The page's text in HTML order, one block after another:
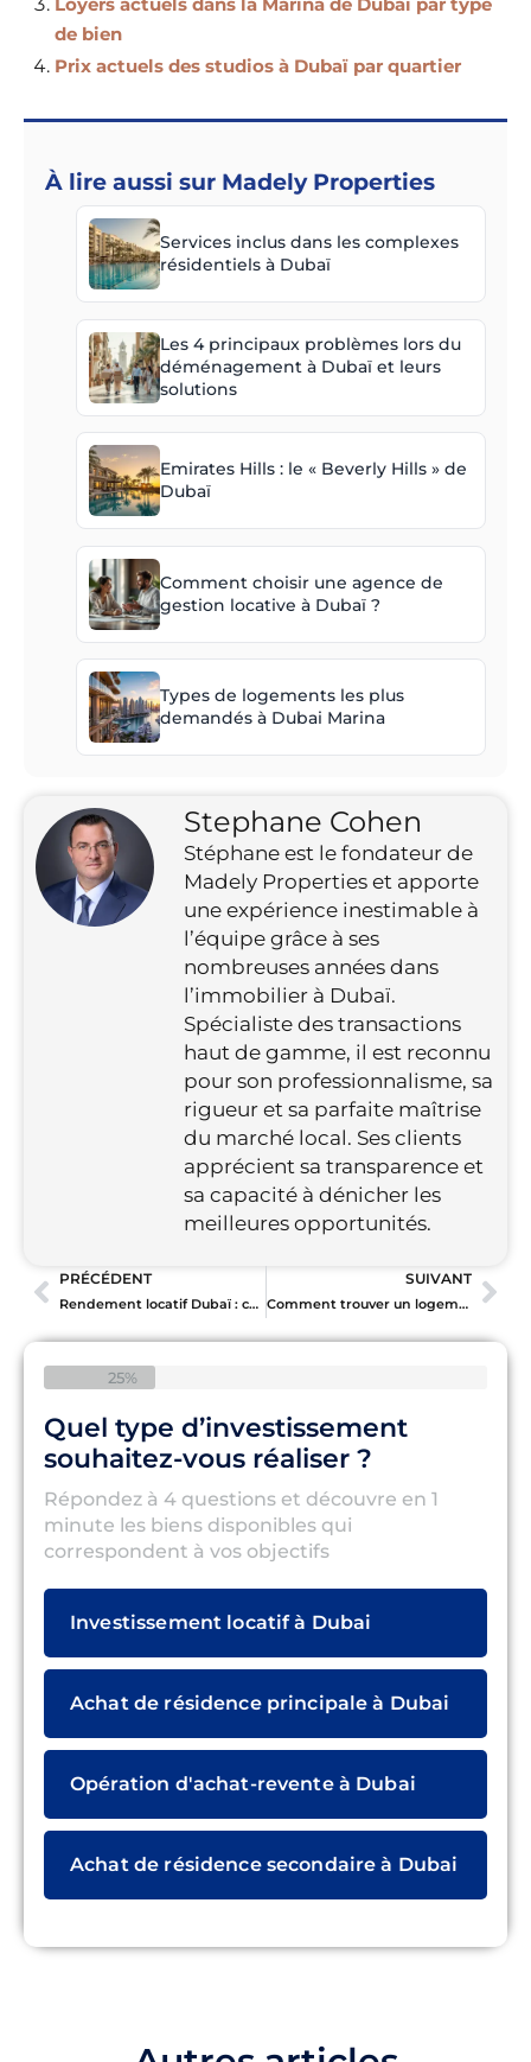
Loyers actuels dans la Marina de Dubaï par type
de bien
Prix actuels des studios à Dubaï par quartier
À lire aussi sur Madely Properties
Services inclus dans les complexes
résidentiels à Dubaï
Les 4 principaux problèmes lors du
déménagement à Dubaï et leurs
solutions
Emirates Hills : le « Beverly Hills » de
Dubaï
Comment choisir une agence de
gestion locative à Dubaï ?
Types de logements les plus
demandés à Dubai Marina
Stephane Cohen
Stéphane est le fondateur de
Madely Properties et apporte
une expérience inestimable à
l’équipe grâce à ses
nombreuses années dans
l’immobilier à Dubaï.
Spécialiste des transactions
haut de gamme, il est reconnu
pour son professionnalisme, sa
rigueur et sa parfaite maîtrise
du marché local. Ses clients
apprécient sa transparence et
sa capacité à dénicher les
meilleures opportunités.
PRÉCÉDENT
Rendement locatif Dubaï : comparatif des quartiers
SUIVANT
Comment trouver un logement à Dubaï rapidement ?
25%
Quel type d’investissement
souhaitez-vous réaliser ?
Répondez à 4 questions et découvre en 1
minute les biens disponibles qui
correspondent à vos objectifs
Investissement locatif à Dubai
Achat de résidence principale à Dubai
Opération d'achat-revente à Dubai
Achat de résidence secondaire à Dubai